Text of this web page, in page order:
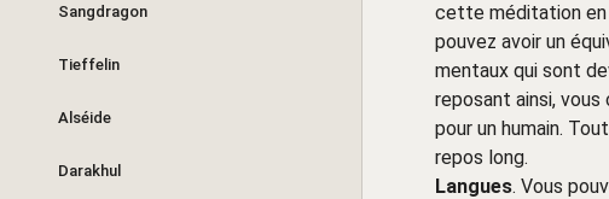
Sangdragon
Tieffelin
Alséide
Darakhul
cette méditation en
pouvez avoir un
mentaux qui sont
reposant ainsi,
pour un humain.
repos long.
Langues. Vous